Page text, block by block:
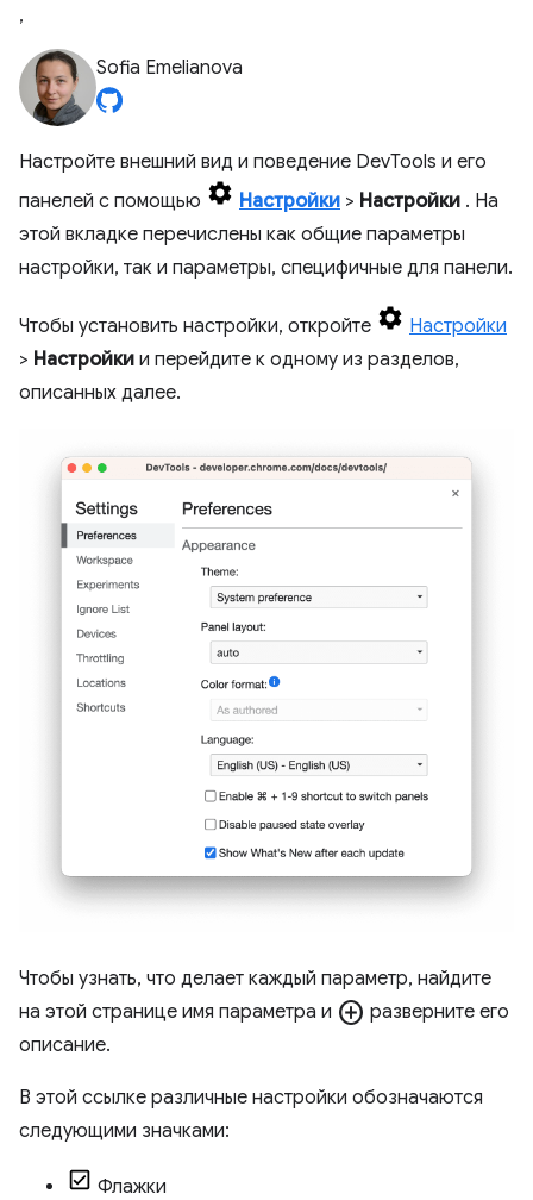
,
Sofia Emelianova
Настройте внешний вид и поведение DevTools и его
панелей с помощью
Настройки > Настройки . На
этой вкладке перечислены как общие параметры
настройки, так и параметры, специфичные для панели.
Чтобы установить настройки, откройте
Настройки
> Настройки и перейдите к одному из разделов,
описанных далее.
Чтобы узнать, что делает каждый параметр, найдите
на этой странице имя параметра и add_circle разверните его
описание.
В этой ссылке различные настройки обозначаются
следующими значками:
Флажки